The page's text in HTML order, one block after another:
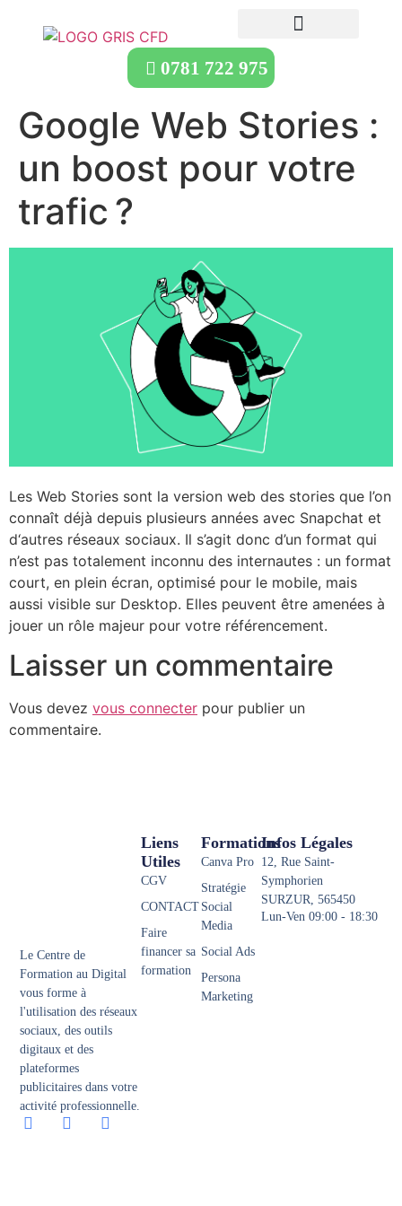
0781 722 975
Google Web Stories :
un boost pour votre
trafic ?
Les Web Stories sont la version web des stories que l’on
connaît déjà depuis plusieurs années avec Snapchat et
d‘autres réseaux sociaux. Il s’agit donc d’un format qui
n’est pas totalement inconnu des internautes : un format
court, en plein écran, optimisé pour le mobile, mais
aussi visible sur Desktop. Elles peuvent être amenées à
jouer un rôle majeur pour votre référencement.
Laisser un commentaire
Vous devez vous connecter pour publier un
commentaire.
Le Centre de
Formation au Digital
vous forme à
l'utilisation des réseaux
sociaux, des outils
digitaux et des
plateformes
publicitaires dans votre
activité professionnelle.
Formations
Canva Pro
Stratégie
Social
Media
Social Ads
Persona
Marketing
Liens
Utiles
CGV
CONTACT
Faire
financer sa
formation
Infos Légales
12, Rue Saint-
Symphorien
SURZUR, 565450
Lun-Ven 09:00 - 18:30